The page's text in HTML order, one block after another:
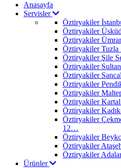
Anasayfa
Servisler
Öztiryakiler
Öztiryakiler
Öztiryakiler
Öztiryakiler Tuzla
Öztiryakiler Şile
Öztiryakiler
Öztiryakiler
Öztiryakiler
Öztiryakiler
Öztiryakiler
Öztiryakiler
Öztiryakiler
12…
Öztiryakiler
Öztiryakiler
Öztiryakiler
Ürünler